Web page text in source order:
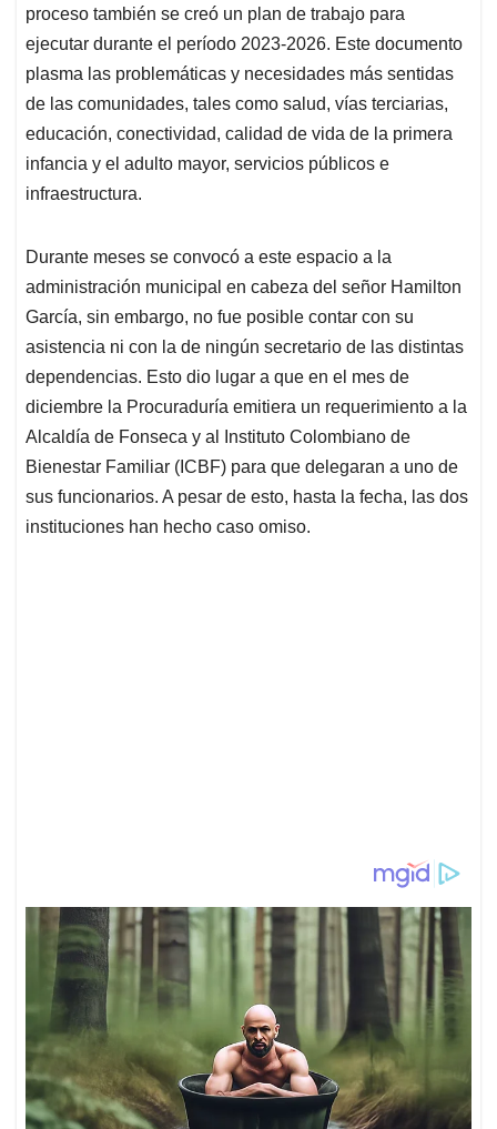
proceso también se creó un plan de trabajo para
ejecutar durante el período 2023-2026. Este documento
plasma las problemáticas y necesidades más sentidas
de las comunidades, tales como salud, vías terciarias,
educación, conectividad, calidad de vida de la primera
infancia y el adulto mayor, servicios públicos e
infraestructura.
Durante meses se convocó a este espacio a la
administración municipal en cabeza del señor Hamilton
García, sin embargo, no fue posible contar con su
asistencia ni con la de ningún secretario de las distintas
dependencias. Esto dio lugar a que en el mes de
diciembre la Procuraduría emitiera un requerimiento a la
Alcaldía de Fonseca y al Instituto Colombiano de
Bienestar Familiar (ICBF) para que delegaran a uno de
sus funcionarios. A pesar de esto, hasta la fecha, las dos
instituciones han hecho caso omiso.